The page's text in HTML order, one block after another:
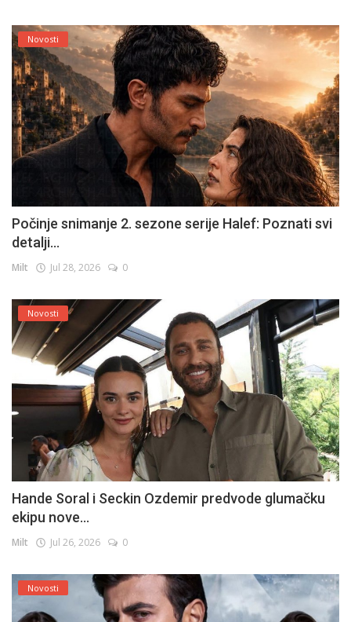
Novosti
Počinje snimanje 2. sezone serije Halef: Poznati svi
detalji...
Milt Jul 28, 2026 0
Novosti
Hande Soral i Seckin Ozdemir predvode glumačku
ekipu nove...
Milt Jul 26, 2026 0
Novosti